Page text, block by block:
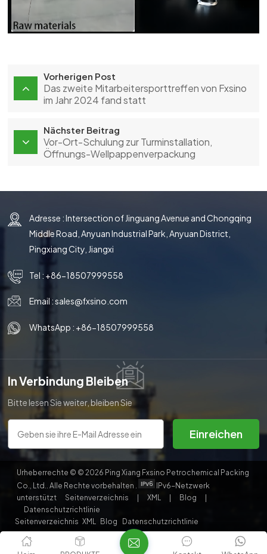
Vorherigen Post
Das zweite Mitarbeitersporttreffen von Fxsino
im Jahr 2024 fand statt
Nächster Beitrag
Vor-Ort-Schulung zur Turminstallation,
Öffnungs-Wellpappenverpackung
Adresse : Intersection of Jinguang Avenue and Chongqing
Middle Road, Anyuan Industrial Park, Anyuan District,
Pingxiang City, Jiangxi
Tel : +86-18507999558
Email :sales@fxsino.com
WhatsApp : +86-18507999558
In Verbindung Bleiben
Bitte lesen Sie weiter, bleiben Sie
auf dem Laufenden, abonnieren
Sie uns und wir heißen Sie
herzlich willkommen, uns Ihre
Meinung mitzuteilen.
Einreichen
Urheberrechte © © 2026 Ping Xiang Fxsino Petrochemical Packing
Co., Ltd.. Alle Rechte vorbehalten .
IPv6-Netzwerk
unterstützt
Seitenverzeichnis | XML | Blog
|
Datenschutzrichtlinie
Seitenverzeichnis XML Blog Datenschutzrichtlinie